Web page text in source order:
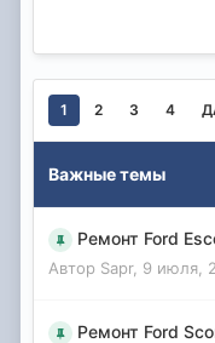
1 2 3 4
Важные темы
Ремонт Ford
Автор Sapr, 9 июля,
Ремонт Ford